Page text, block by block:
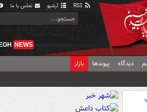
آرشیو تماس با ما
NEWS
دیدگاه پیوندها بازار